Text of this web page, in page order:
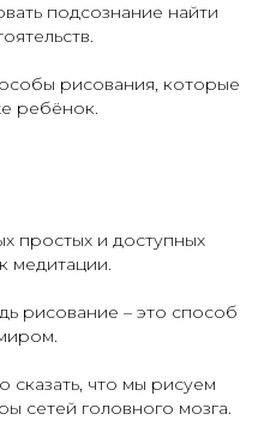
подсознание найти
рисования, которые
ребёнок.
простых и доступных
медитации.
рисование – это способ
что мы рисуем
сетей головного мозга.